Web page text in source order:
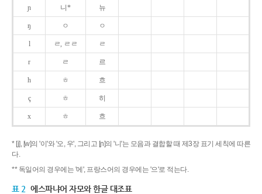
ɲ 니* 뉴
ŋ ㅇ ㅇ
l ㄹ, ㄹㄹ ㄹ
r ㄹ 르
h ㅎ 흐
ç ㅎ 히
x ㅎ 흐
* [j], [w]의 '이'와 '오, 우', 그리고 [ɲ]의 '니'는 모음과 결합할 때 제3장 표기 세칙에 따른
다.
** 독일어의 경우에는 '에', 프랑스어의 경우에는 '으'로 적는다.
표 2 에스파냐어 자모와 한글 대조표